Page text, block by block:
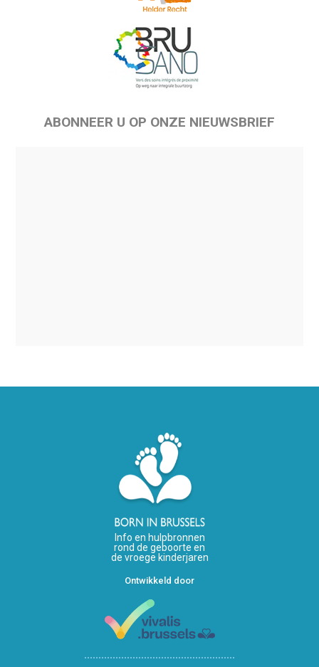
ABONNEER U OP ONZE NIEUWSBRIEF
Info en hulpbronnen
rond de geboorte en
de vroege kinderjaren
Ontwikkeld door